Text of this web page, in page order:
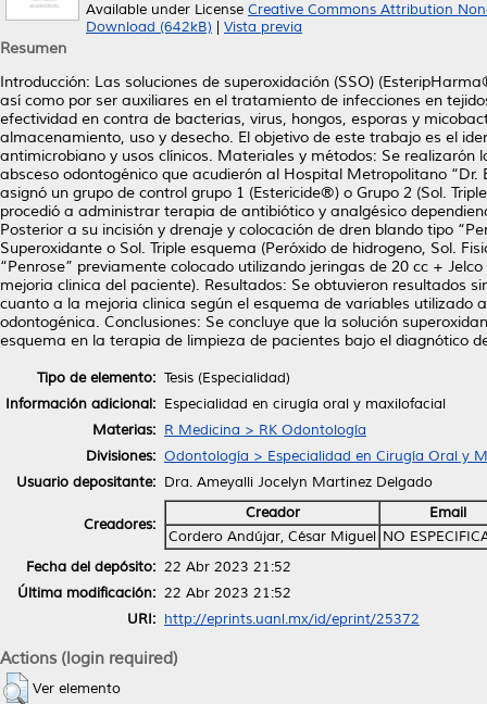
Available under License Creative Commons Attribution
Download (642kB)
Vista previa
Resumen
Introducción: Las soluciones de superoxidación (SSO)
así como por ser auxiliares en el tratamiento de infecciones en
efectividad en contra de bacterias, virus, hongos, esporas y
almacenamiento, uso y desecho. El objetivo de este trabajo es el
antimicrobiano y usos clínicos. Materiales y métodos: Se
absceso odontogénico que acudierón al Hospital Metropolitano
asignó un grupo de control grupo 1 (Estericide®) o Grupo 2 (Sol.
procedió a administrar terapia de antibiótico y analgésico
Posterior a su incisión y drenaje y colocación de dren blando tipo
Superoxidante o Sol. Triple esquema (Peróxido de hidrogeno, Sol.
“Penrose” previamente colocado utilizando jeringas de 20 cc +
mejoria clinica del paciente). Resultados: Se obtuvieron resultados
cuanto a la mejoria clinica según el esquema de variables
odontogénica. Conclusiones: Se concluye que la solución
esquema en la terapia de limpieza de pacientes bajo el diagnótico
Tipo de elemento: Tesis (Especialidad)
Información adicional: Especialidad en cirugía oral y maxilofacial
Materias: R Medicina > RK Odontología
Divisiones: Odontología > Especialidad en Cirugía Oral y
Usuario depositante: Dra. Ameyalli Jocelyn Martinez Delgado
Creadores:
Creador
Email
Cordero Andújar, César Miguel NO
Fecha del depósito: 22 Abr 2023 21:52
Última modificación: 22 Abr 2023 21:52
URI: http://eprints.uanl.mx/id/eprint/25372
Actions (login required)
Ver elemento